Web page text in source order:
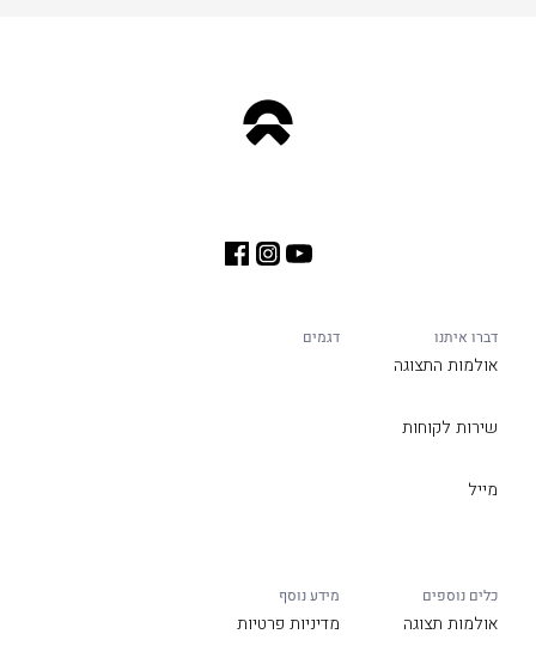
דברו איתנו
אולמות התצוגה
שירות לקוחות
מייל
דגמים
כלים נוספים
אולמות תצוגה
מידע נוסף
מדיניות פרטיות